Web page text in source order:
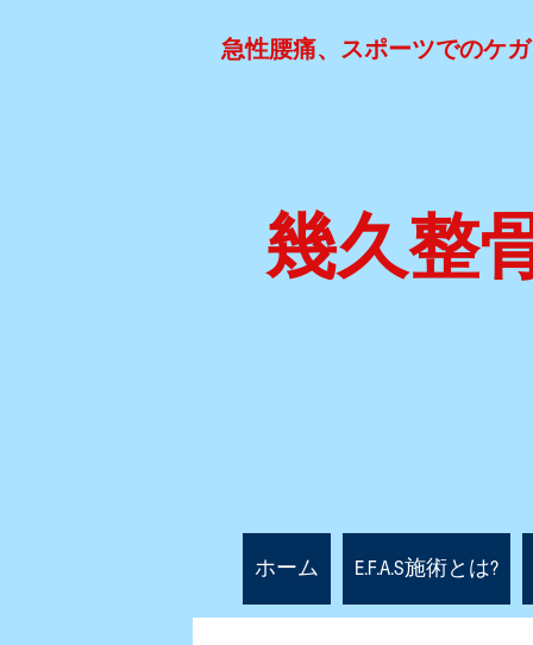
急性腰痛、スポーツでのケ
幾久整
ホーム E.F.A.S施術とは?